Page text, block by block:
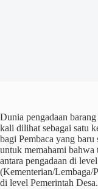
Dunia pengadaan
kali dilihat sebagai satu
bagi Pembaca yang
untuk memahami bahwa
antara pengadaan di
(Kementerian/Lembaga/
di level Pemerintah Desa.